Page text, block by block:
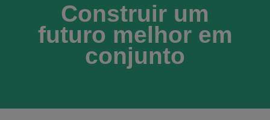
Construir um
futuro melhor em
conjunto